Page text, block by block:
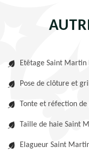
Etêtage Saint Martin
Pose de clôture et
Tonte et réfection
Taille de haie Saint
Elagueur Saint